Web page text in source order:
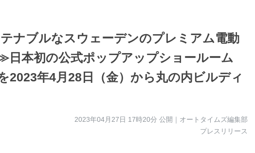
ナブルなスウェーデンのプレミアム電動
日本初の公式ポップアップショールーム
2023年4月28日（金）から丸の内ビルディ
2023年04月27日 17時20分 公開｜オートタイムズ編集部
プレスリリース